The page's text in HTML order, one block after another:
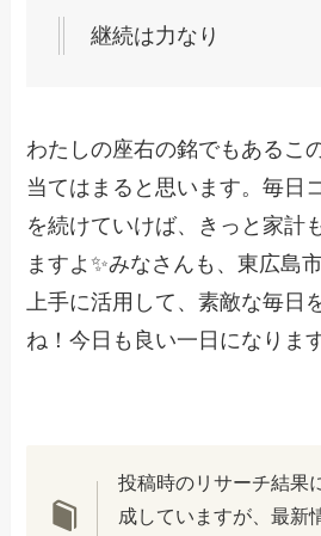
継続は力なり
わたしの座右の銘でもあるこ
当てはまると思います。毎日
を続けていけば、きっと家計
ますよ✨みなさんも、東広島
上手に活用して、素敵な毎日
ね！今日も良い一日になりま
投稿時のリサーチ結果
成していますが、最新